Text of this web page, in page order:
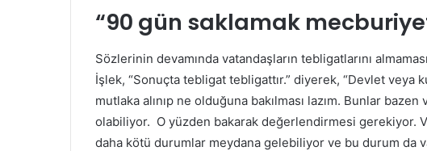
“90 gün saklamak
Sözlerinin devamında vatandaşların tebligatlarını
İşlek, “Sonuçta tebligat tebligattır.” diyerek, “Devlet veya
mutlaka alınıp ne olduğuna bakılması lazım. Bunlar
olabiliyor. O yüzden bakarak değerlendirmesi gerekiyor.
daha kötü durumlar meydana gelebiliyor ve bu durum da